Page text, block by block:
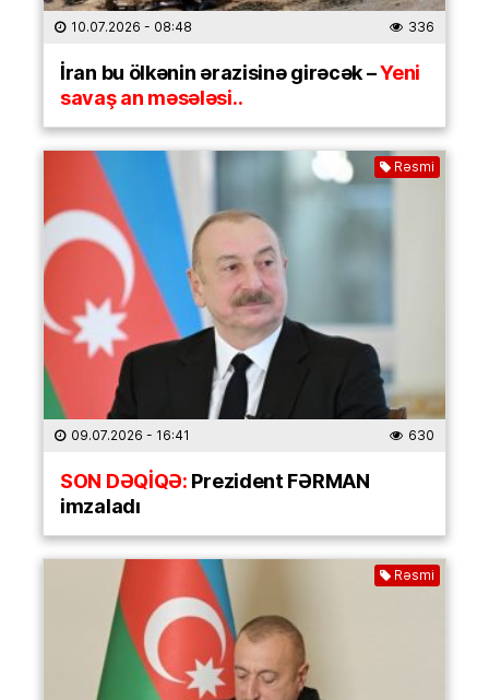
10.07.2026 - 08:48 336
İran bu ölkənin ərazisinə girəcək –Yeni
savaş an məsələsi..
Rəsmi
09.07.2026 - 16:41 630
SON DƏQİQƏ:Prezident FƏRMAN
imzaladı
Rəsmi